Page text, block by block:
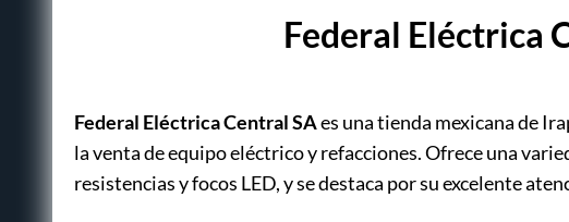
Federal Eléctrica
Federal Eléctrica Central SAes una tienda mexicana de
la venta de equipo eléctrico y refacciones. Ofrece una
resistencias y focos LED, y se destaca por su excelente